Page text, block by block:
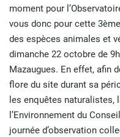
moment pour
vous donc pour cette
des espèces animales et
dimanche 22 octobre de
Mazaugues. En effet, afin
flore du site durant sa
les enquêtes
l’Environnement du
journée d’observation